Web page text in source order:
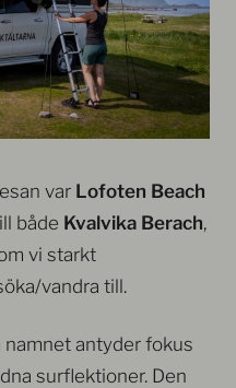
var Lofoten Beach
både Kvalvika Berach,
vi starkt
vandra till.
namnet antyder fokus
surflektioner. Den